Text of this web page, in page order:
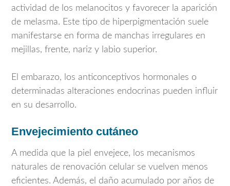
actividad de los melanocitos y favorecer la aparición
de melasma. Este tipo de hiperpigmentación suele
manifestarse en forma de manchas irregulares en
mejillas, frente, nariz y labio superior.
El embarazo, los anticonceptivos hormonales o
determinadas alteraciones endocrinas pueden influir
en su desarrollo.
Envejecimiento cutáneo
A medida que la piel envejece, los mecanismos
naturales de renovación celular se vuelven menos
eficientes. Además, el daño acumulado por años de